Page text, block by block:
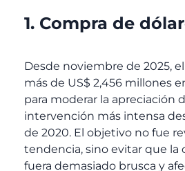
1. Compra de
Desde noviembre de 2025,
más de US$ 2,456 millones
para moderar la apreciación
intervención más intensa
de 2020. El objetivo no fue
tendencia, sino evitar que la
fuera demasiado brusca y